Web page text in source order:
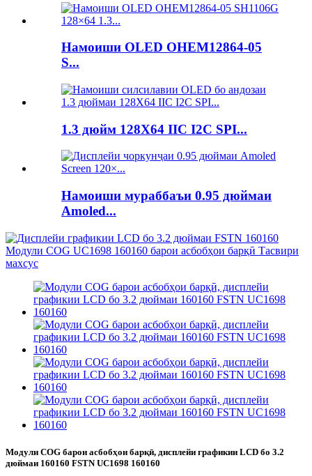
Намоиши OLED OHEM12864-05
S...
1.3 дюйм 128X64 IIC I2C SPI...
Намоиши мураббаъи 0.95 дюймаи
Amoled...
Модули COG барои асбобҳои барқӣ, дисплейи графикии LCD бо 3.2
дюймаи 160160 FSTN UC1698 160160